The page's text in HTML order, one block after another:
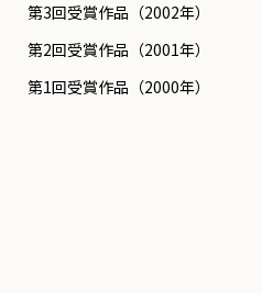
第3回受賞作品（2002年）
第2回受賞作品（2001年）
第1回受賞作品（2000年）